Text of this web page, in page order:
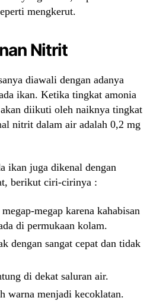
mengkerut.
Nitrit
diawali dengan adanya
ikan. Ketika tingkat amonia
diikuti oleh naiknya tingkat
nitrit dalam air adalah 0,2 mg
ikan juga dikenal dengan
berikut ciri-cirinya :
megap karena kahabisan
di permukaan kolam.
dengan sangat cepat dan tidak
di dekat saluran air.
warna menjadi kecoklatan.